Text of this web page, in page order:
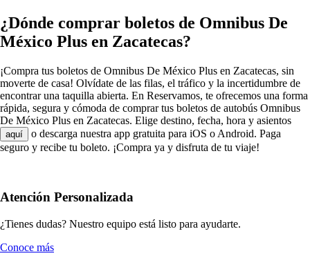
¿Dónde comprar boletos de Omnibus De
México Plus en Zacatecas?
¡Compra tus boletos de Omnibus De México Plus en Zacatecas, sin
moverte de casa! Olvídate de las filas, el tráfico y la incertidumbre de
encontrar una taquilla abierta. En Reservamos, te ofrecemos una forma
rápida, segura y cómoda de comprar tus boletos de autobús Omnibus
De México Plus en Zacatecas. Elige destino, fecha, hora y asientos
aquí
o descarga nuestra app gratuita para iOS o Android. Paga
seguro y recibe tu boleto. ¡Compra ya y disfruta de tu viaje!
Atención Personalizada
¿Tienes dudas? Nuestro equipo está listo para ayudarte.
Conoce más